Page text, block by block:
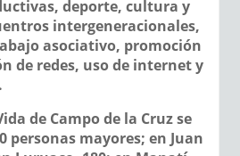
deporte, cultura y
intergeneracionales,
asociativo, promoción
de redes, uso de internet y
de Campo de la Cruz se
personas mayores; en Juan